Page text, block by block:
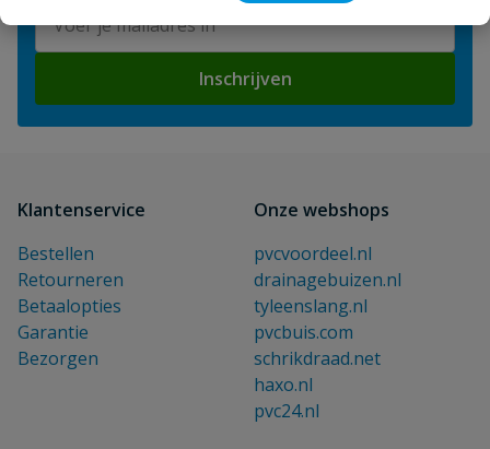
Inschrijven
Klantenservice
Bestellen
Retourneren
Betaalopties
Garantie
Bezorgen
Onze webshops
pvcvoordeel.nl
drainagebuizen.nl
tyleenslang.nl
pvcbuis.com
schrikdraad.net
haxo.nl
pvc24.nl